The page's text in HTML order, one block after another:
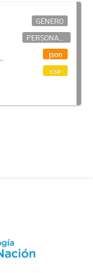
GÉNERO
PERSONAL CIENTÍFICO-TECNOLÓGICO
json
csv